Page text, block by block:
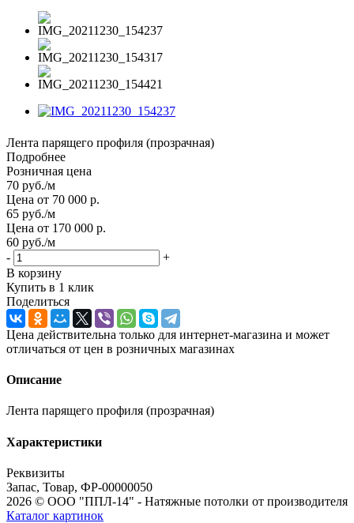
Лента парящего профиля (прозрачная)
Подробнее
Розничная цена
70 руб./м
Цена от 70 000 р.
65 руб./м
Цена от 170 000 р.
60 руб./м
-
+
В корзину
Купить в 1 клик
Поделиться
Цена действительна только для интернет-магазина и может
отличаться от цен в розничных магазинах
Описание
Лента парящего профиля (прозрачная)
Характеристики
Реквизиты
Запас, Товар, ФР-00000050
2026 © ООО "ППЛ-14" - Натяжные потолки от производителя
Каталог картинок